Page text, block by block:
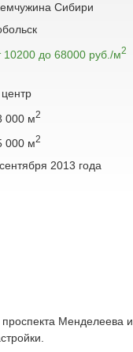
Сибири
10200 до 68000 руб./м2
000 м2
000 м2
2013 года
Менделеева и